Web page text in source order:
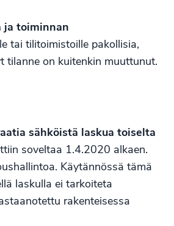
ja toiminnan
tai tilitoimistoille pakollisia,
tilanne on kuitenkin muuttunut.
sähköistä laskua toiselta
soveltaa 1.4.2020 alkaen.
Käytännössä tämä
laskulla ei tarkoiteta
rakenteisessa